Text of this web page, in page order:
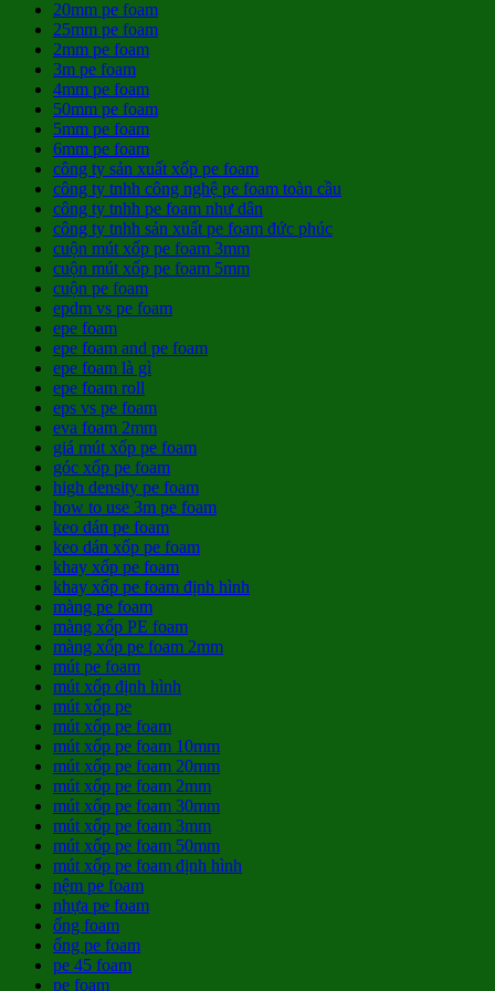
20mm pe foam
25mm pe foam
2mm pe foam
3m pe foam
4mm pe foam
50mm pe foam
5mm pe foam
6mm pe foam
công ty sản xuất xốp pe foam
công ty tnhh công nghệ pe foam toàn cầu
công ty tnhh pe foam như dân
công ty tnhh sản xuất pe foam đức phúc
cuộn mút xốp pe foam 3mm
cuộn mút xốp pe foam 5mm
cuộn pe foam
epdm vs pe foam
epe foam
epe foam and pe foam
epe foam là gì
epe foam roll
eps vs pe foam
eva foam 2mm
giá mút xốp pe foam
góc xốp pe foam
high density pe foam
how to use 3m pe foam
keo dán pe foam
keo dán xốp pe foam
khay xốp pe foam
khay xốp pe foam định hình
màng pe foam
màng xốp PE foam
màng xốp pe foam 2mm
mút pe foam
mút xốp định hình
mút xốp pe
mút xốp pe foam
mút xốp pe foam 10mm
mút xốp pe foam 20mm
mút xốp pe foam 2mm
mút xốp pe foam 30mm
mút xốp pe foam 3mm
mút xốp pe foam 50mm
mút xốp pe foam định hình
nệm pe foam
nhựa pe foam
ống foam
ống pe foam
pe 45 foam
pe foam